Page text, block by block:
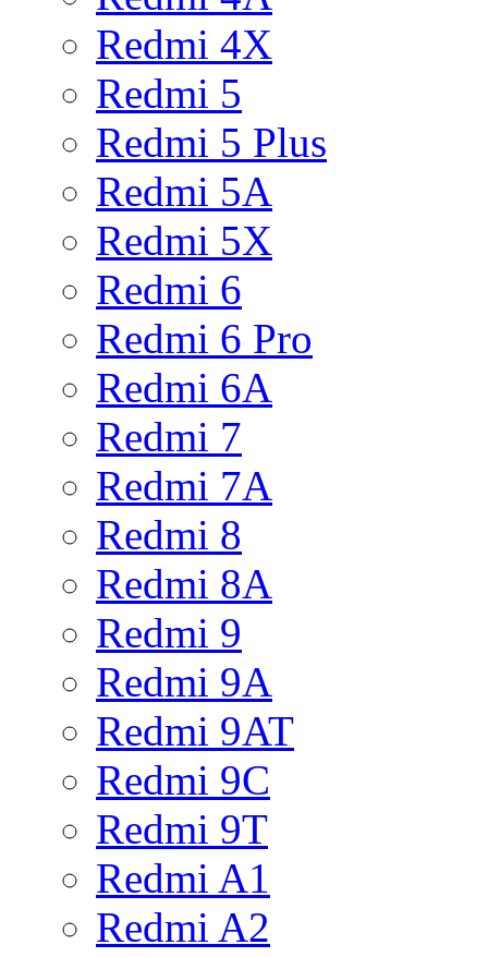
Redmi 4X
Redmi 5
Redmi 5 Plus
Redmi 5A
Redmi 5X
Redmi 6
Redmi 6 Pro
Redmi 6A
Redmi 7
Redmi 7A
Redmi 8
Redmi 8A
Redmi 9
Redmi 9A
Redmi 9AT
Redmi 9C
Redmi 9T
Redmi A1
Redmi A2